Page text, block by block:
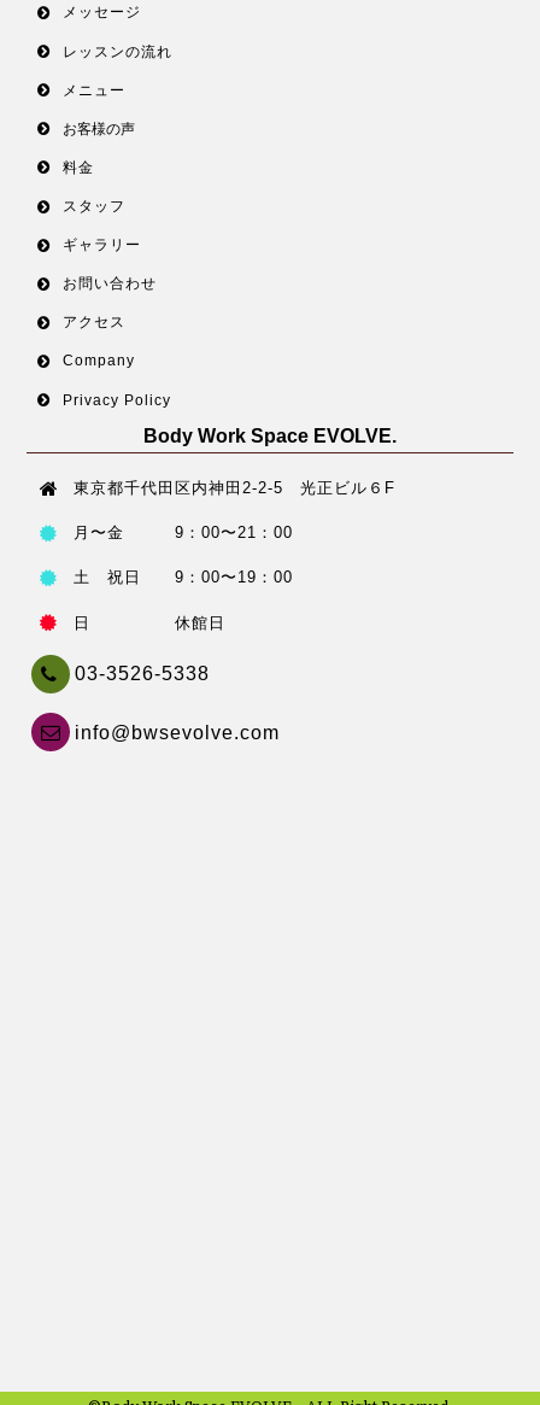
メッセージ
レッスンの流れ
メニュー
お客様の声
料金
スタッフ
ギャラリー
お問い合わせ
アクセス
Company
Privacy Policy
Body Work Space EVOLVE.
東京都千代田区内神田2-2-5 光正ビル６F
月〜金 9：00〜21：00
土 祝日 9：00〜19：00
日 休館日
03-3526-5338
info@bwsevolve.com